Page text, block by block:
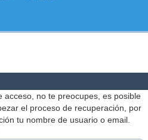
acceso, no te preocupes, es posible
el proceso de recuperación, por
tu nombre de usuario o email.